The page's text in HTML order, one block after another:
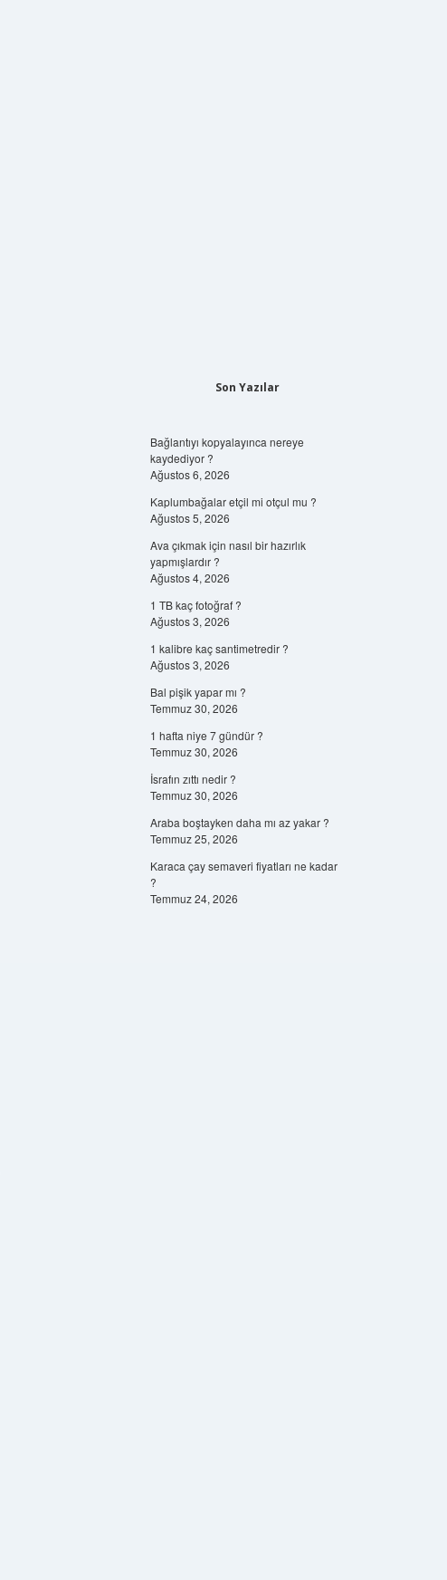
Son Yazılar
Bağlantıyı kopyalayınca nereye
kaydediyor ?
Ağustos 6, 2026
Kaplumbağalar etçil mi otçul mu ?
Ağustos 5, 2026
Ava çıkmak için nasıl bir hazırlık
yapmışlardır ?
Ağustos 4, 2026
1 TB kaç fotoğraf ?
Ağustos 3, 2026
1 kalibre kaç santimetredir ?
Ağustos 3, 2026
Bal pişik yapar mı ?
Temmuz 30, 2026
1 hafta niye 7 gündür ?
Temmuz 30, 2026
İsrafın zıttı nedir ?
Temmuz 30, 2026
Araba boştayken daha mı az yakar ?
Temmuz 25, 2026
Karaca çay semaveri fiyatları ne kadar
?
Temmuz 24, 2026